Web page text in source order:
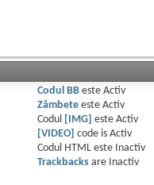
Codul BBeste Activ
Zâmbeteeste Activ
Codul
[IMG] este Activ
[VIDEO]
code is Activ
Codul HTML este
Inactiv
Trackbacksare
Inactiv